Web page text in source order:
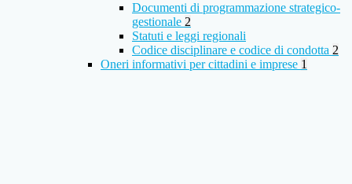
Documenti di programmazione strategico-
gestionale 2
Statuti e leggi regionali
Codice disciplinare e codice di condotta 2
Oneri informativi per cittadini e imprese 1